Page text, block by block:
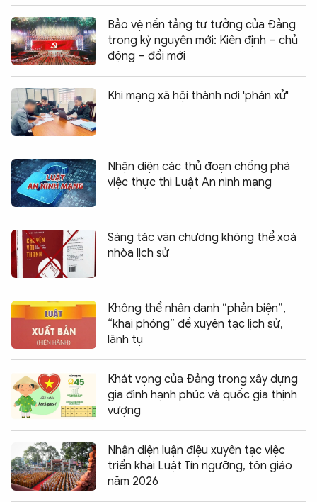
Bảo vệ nền tảng tư tưởng của Đảng
trong kỷ nguyên mới: Kiên định – chủ
động – đổi mới
Khi mạng xã hội thành nơi 'phán xử'
Nhận diện các thủ đoạn chống phá
việc thực thi Luật An ninh mạng
Sáng tác văn chương không thể xoá
nhòa lịch sử
Không thể nhân danh “phản biện”,
“khai phóng” để xuyên tạc lịch sử,
lãnh tụ
Khát vọng của Đảng trong xây dựng
gia đình hạnh phúc và quốc gia thịnh
vượng
Nhận diện luận điệu xuyên tạc việc
triển khai Luật Tín ngưỡng, tôn giáo
năm 2026